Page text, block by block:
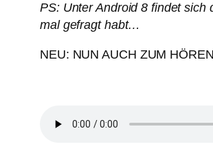
PS: Unter Android 8 findet sich
mal gefragt habt…
NEU: NUN AUCH ZUM